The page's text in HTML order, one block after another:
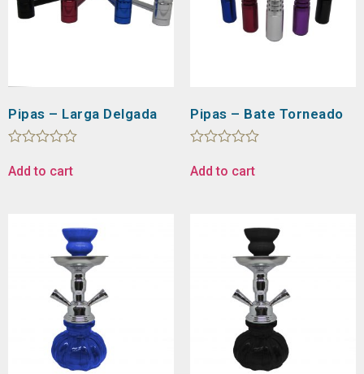
Pipas – Larga Delgada
0
Add to cart
Pipas – Bate Torneado
0
Add to cart